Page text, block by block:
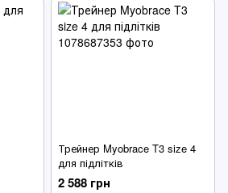
Трейнер Myobrace T3 size 4
для підлітків
2 588 грн